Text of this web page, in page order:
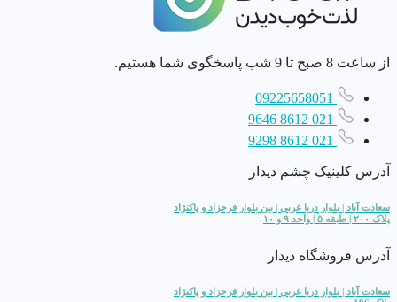
از ساعت 8 صبح تا 9 شب پاسخگوی شما هستیم.
09225658051
021 8612 9646
021 8612 9298
آدرس کلینیک چشم دیدار
سعادت آباد | بلوار دریا غربی | بین بلوار فرحزاد و پاکنژاد
پلاک ۲۰۰ | طبقه ۵ | واحد ۹ و ۱۰
آدرس فروشگاه دیدار
سعادت آباد | بلوار دریا غربی | بین بلوار فرحزاد و پاکنژاد